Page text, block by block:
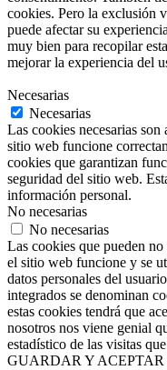
cookies. Pero la exclusión
puede afectar su
muy bien para recopilar
mejorar la experiencia del
Necesarias
Necesarias
Las cookies necesarias son
sitio web funcione
cookies que garantizan
seguridad del sitio web.
información personal.
No necesarias
No necesarias
Las cookies que pueden no
el sitio web funcione y se
datos personales del
integrados se denominan
estas cookies tendrá que
nosotros nos viene genial
estadístico de las visitas
GUARDAR Y ACEPTAR